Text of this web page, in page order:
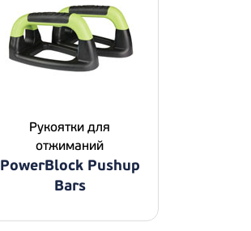
Рукоятки для
отжиманий
PowerBlock Pushup
Bars